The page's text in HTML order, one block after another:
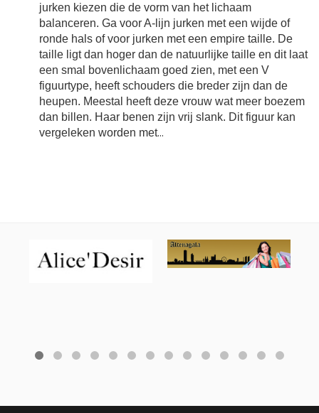
jurken kiezen die de vorm van het lichaam
balanceren. Ga voor A-lijn jurken met een wijde of
ronde hals of voor jurken met een empire taille. De
taille ligt dan hoger dan de natuurlijke taille en dit laat
een smal bovenlichaam goed zien, met een V
figuurtype, heeft schouders die breder zijn dan de
heupen. Meestal heeft deze vrouw wat meer boezem
dan billen. Haar benen zijn vrij slank. Dit figuur kan
vergeleken worden met...